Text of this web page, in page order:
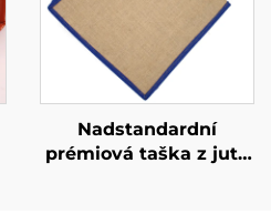
Nadstandardní
prémiová taška z juty